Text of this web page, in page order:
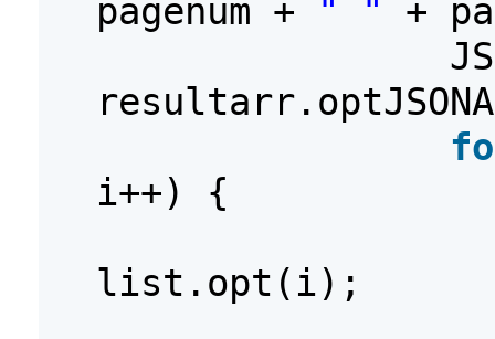
pagenum +
" "
+
i++) {
list.opt(i);